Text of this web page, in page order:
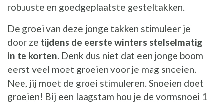
robuuste en goedgeplaatste gesteltakken.
De groei van deze jonge takken stimuleer je
door ze tijdens de eerste winters stelselmatig
in te korten. Denk dus niet dat een jonge boom
eerst veel moet groeien voor je mag snoeien.
Nee, jij moet de groei stimuleren. Snoeien doet
groeien! Bij een laagstam hou je de vormsnoei 1